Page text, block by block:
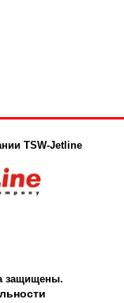
TSW-Jetline
защищены.